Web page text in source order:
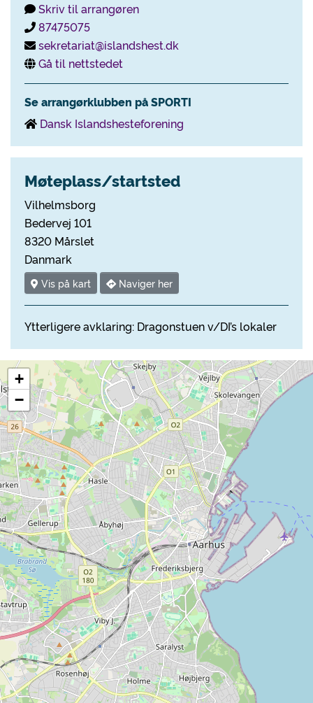
Skriv til arrangøren
87475075
sekretariat@islandshest.dk
Gå til nettstedet
Se arrangørklubben på SPORTI
Dansk Islandshesteforening
Møteplass/startsted
Vilhelmsborg
Bedervej 101
8320 Mårslet
Danmark
Vis på kart Naviger her
Ytterligere avklaring: Dragonstuen v/DI’s lokaler
+
−